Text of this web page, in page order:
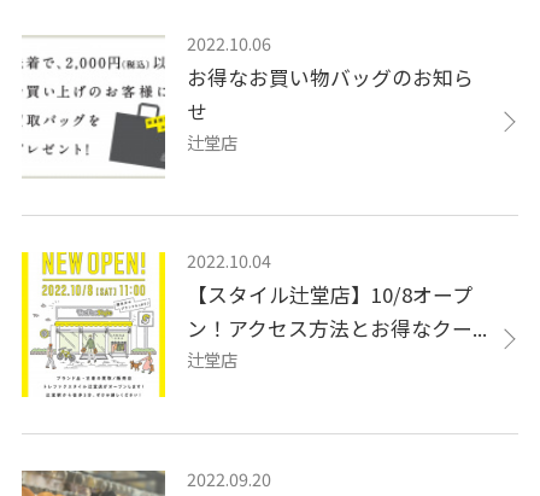
2022.10.06
お得なお買い物バッグのお知ら
せ
辻堂店
2022.10.04
【スタイル辻堂店】10/8オープ
ン！アクセス方法とお得なクー...
辻堂店
2022.09.20